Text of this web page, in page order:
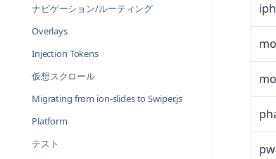
ナビゲーション/ルーティング
Overlays
Injection Tokens
仮想スクロール
Migrating from ion-slides to Swiper.js
Platform
テスト